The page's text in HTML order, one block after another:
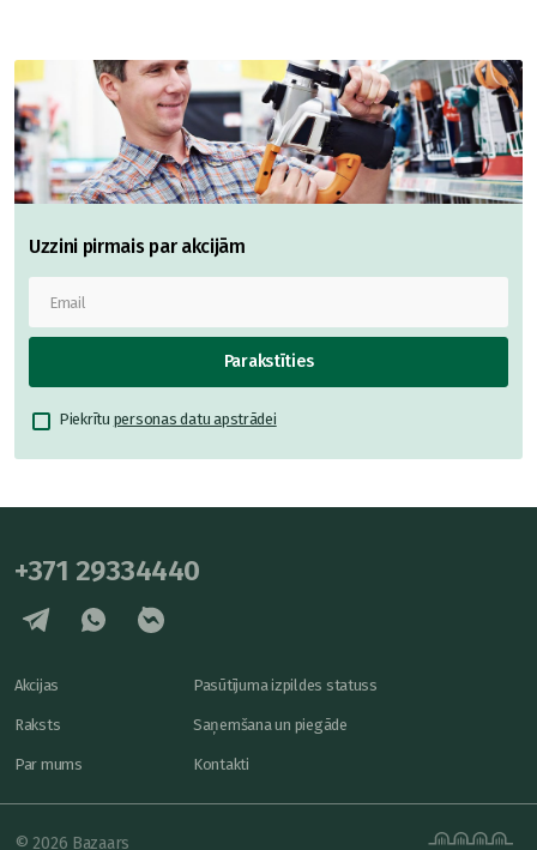
Uzzini pirmais par akcijām
Parakstīties
Piekrītu personas datu apstrādei
+371 29334440
Akcijas
Raksts
Par mums
Pasūtījuma izpildes statuss
Saņemšana un piegāde
Kontakti
© 2026 Bazaars